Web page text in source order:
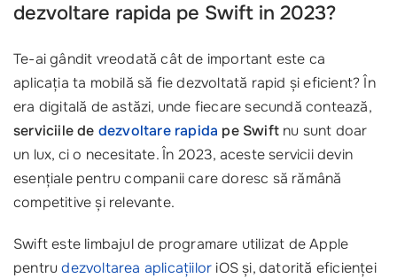
dezvoltare rapida pe Swift in 2023?
Te-ai gândit vreodată cât de important este ca
aplicația ta mobilă să fie dezvoltată rapid și eficient? În
era digitală de astăzi, unde fiecare secundă contează,
serviciile de dezvoltare rapida pe Swift nu sunt doar
un lux, ci o necesitate. În 2023, aceste servicii devin
esențiale pentru companii care doresc să rămână
competitive și relevante.
Swift este limbajul de programare utilizat de Apple
pentrudezvoltarea aplicațiilor iOS și, datorită eficienței